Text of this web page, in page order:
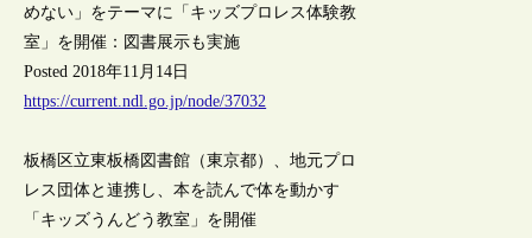
めない」をテーマに「キッズプロレス体験教
室」を開催：図書展示も実施
Posted 2018年11月14日
https://current.ndl.go.jp/node/37032
板橋区立東板橋図書館（東京都）、地元プロ
レス団体と連携し、本を読んで体を動かす
「キッズうんどう教室」を開催